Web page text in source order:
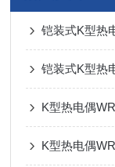
铠装式K型热
铠装式K型热
K型热电偶
K型热电偶